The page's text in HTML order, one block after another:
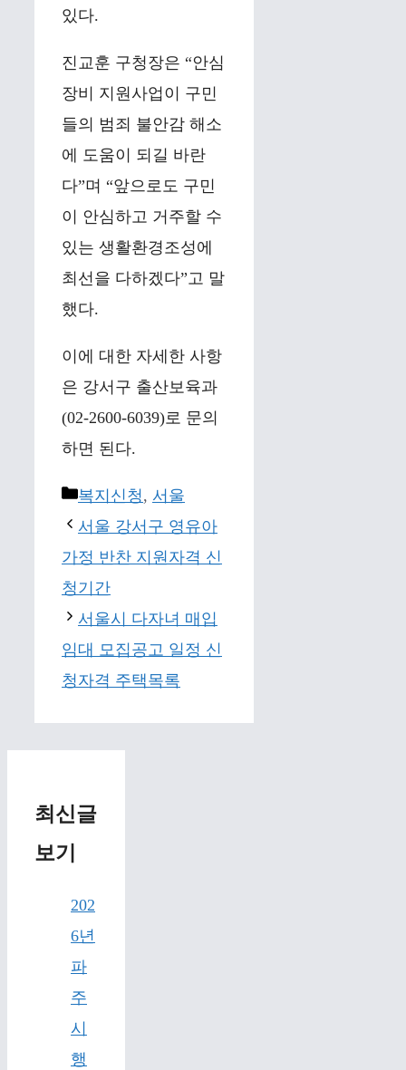
있다.
진교훈 구청장은 “안심
장비 지원사업이 구민
들의 범죄 불안감 해소
에 도움이 되길 바란
다”며 “앞으로도 구민
이 안심하고 거주할 수
있는 생활환경조성에
최선을 다하겠다”고 말
했다.
이에 대한 자세한 사항
은 강서구 출산보육과
(02-2600-6039)로 문의
하면 된다.
Categories
복지신청, 서울
서울 강서구 영유아
가정 반찬 지원자격 신
청기간
서울시 다자녀 매입
임대 모집공고 일정 신
청자격 주택목록
최신글
보기
202
6년
파
주
시
행